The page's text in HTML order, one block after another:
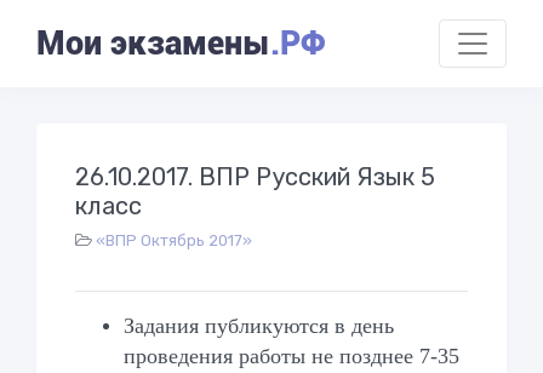
Мои экзамены.РФ
26.10.2017. ВПР Русский Язык 5
класс
«ВПР Октябрь 2017»
Задания публикуются в день
проведения работы не позднее 7-35